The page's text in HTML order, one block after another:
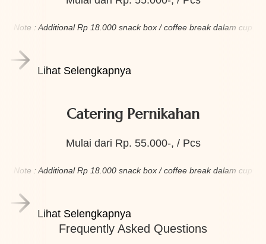
Note : Additional Rp 18.000 snack box / coffee break dalam cup
Lihat Selengkapnya
Catering Pernikahan
Mulai dari Rp. 55.000-, / Pcs
Note : Additional Rp 18.000 snack box / coffee break dalam cup
Lihat Selengkapnya
Frequently Asked Questions